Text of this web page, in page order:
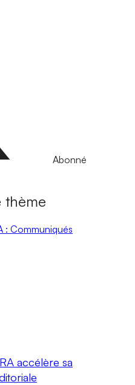
Abonné
thème
: Communiqués
accélère sa